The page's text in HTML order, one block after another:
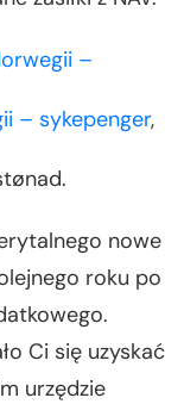
–
– sykepenger,
nowe
roku po
Ci się uzyskać
urzędzie